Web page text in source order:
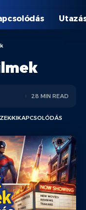
KIKAPCSOLÓDÁS
28 MIN READ